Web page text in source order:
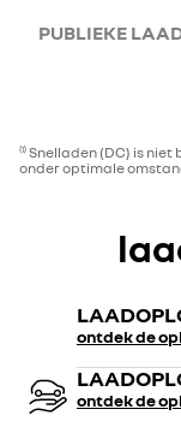
PUBLIEKE
(1) Snelladen (DC) is
onder optimale
ontdek de
ontdek de